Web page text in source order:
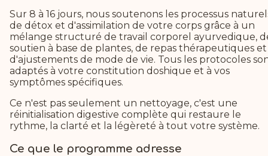
Sur 8 à 16 jours, nous soutenons les processus
de détox et d'assimilation de votre corps grâce à un
mélange structuré de travail corporel ayurvedique,
soutien à base de plantes, de repas thérapeutiques et
d'ajustements de mode de vie. Tous les protocoles
adaptés à votre constitution doshique et à vos
symptômes spécifiques.
Ce n'est pas seulement un nettoyage, c'est une
réinitialisation digestive complète qui restaure le
rythme, la clarté et la légèreté à tout votre système.
Ce que le programme adresse